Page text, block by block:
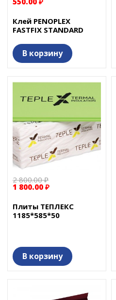
Клей PENOPLEX
FASTFIX STANDARD
В корзину
2 800.00 ₽
1 800.00 ₽
Плиты ТЕПЛЕКС
1185*585*50
В корзину